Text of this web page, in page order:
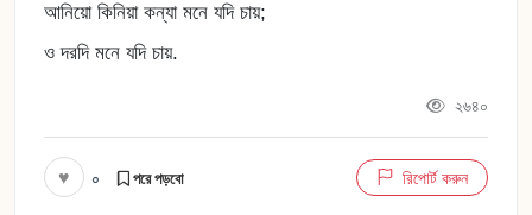
আনিয়ো কিনিয়া কন্যা মনে যদি চায়;
ও দরদি মনে যদি চায়.
২৬৪০
♥ ০ পরে পড়বো রিপোর্ট করুন